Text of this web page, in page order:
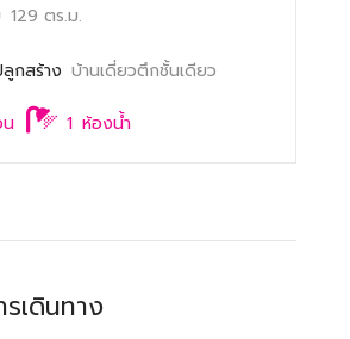
129 ตร.ม.
กสร้าง บ้านเดี่ยวตึกชั้นเดียว
1 ห้องน้ำ
รเดินทาง